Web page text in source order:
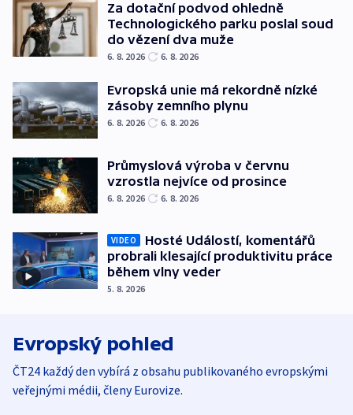
Za dotační podvod ohledně
Technologického parku poslal soud
do vězení dva muže
6. 8. 2026 6. 8. 2026
Evropská unie má rekordně nízké
zásoby zemního plynu
6. 8. 2026 6. 8. 2026
Průmyslová výroba v červnu
vzrostla nejvíce od prosince
6. 8. 2026 6. 8. 2026
VIDEO
Hosté Událostí, komentářů
probrali klesající produktivitu práce
během vlny veder
5. 8. 2026
Evropský pohled
ČT24 každý den vybírá z obsahu publikovaného evropskými
veřejnými médii, členy Eurovize.